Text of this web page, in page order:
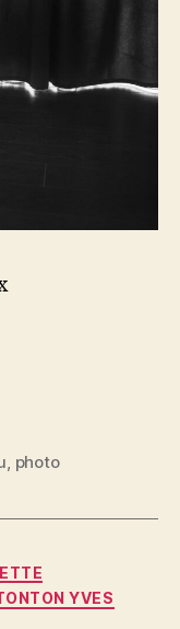
, photo
YVES